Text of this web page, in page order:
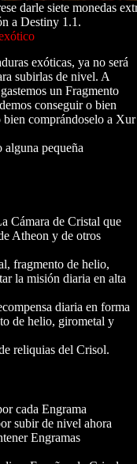
darle siete monedas
a Destiny 1.1.
exóticas, ya no será
subirlas de nivel. A
un Fragmento
conseguir o bien
comprándoselo a Xur
alguna pequeña
Cámara de Cristal que
Atheon y de otros
fragmento de helio,
la misión diaria en alta
diaria en forma
de helio, girometal y
reliquias del Crisol.
cada Engrama
subir de nivel ahora
Engramas